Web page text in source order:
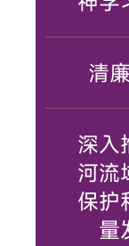
清
深入
河流
保护
量